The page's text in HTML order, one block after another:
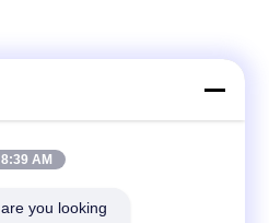
8:39 AM
you looking